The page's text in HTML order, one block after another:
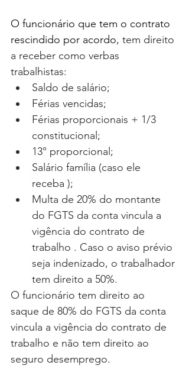
O funcionário que tem o contrato
rescindido por acordo, tem direito
a receber como verbas
trabalhistas:
Saldo de salário;
Férias vencidas;
Férias proporcionais + 1/3
constitucional;
13° proporcional;
Salário família (caso ele
receba );
Multa de 20% do montante
do FGTS da conta vincula a
vigência do contrato de
trabalho . Caso o aviso prévio
seja indenizado, o trabalhador
tem direito a 50%.
O funcionário tem direito ao
saque de 80% do FGTS da conta
vincula a vigência do contrato de
trabalho e não tem direito ao
seguro desemprego.